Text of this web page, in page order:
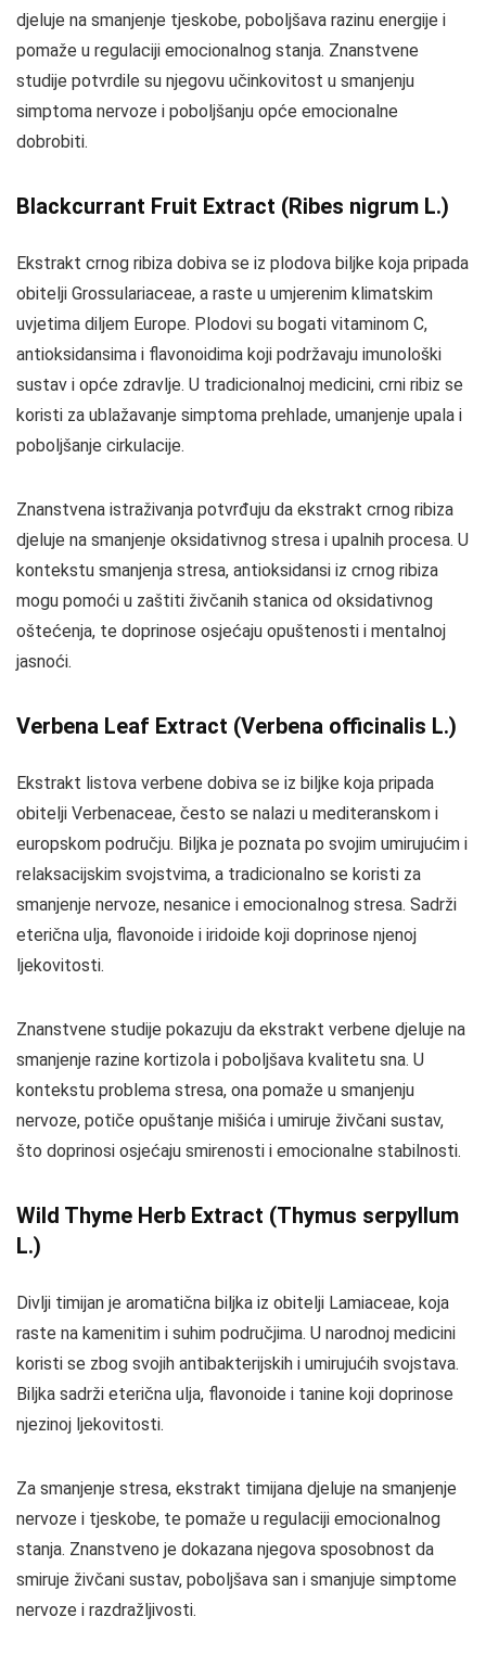
djeluje na smanjenje tjeskobe, poboljšava razinu energije i
pomaže u regulaciji emocionalnog stanja. Znanstvene
studije potvrdile su njegovu učinkovitost u smanjenju
simptoma nervoze i poboljšanju opće emocionalne
dobrobiti.
Blackcurrant Fruit Extract (Ribes nigrum L.)
Ekstrakt crnog ribiza dobiva se iz plodova biljke koja pripada
obitelji Grossulariaceae, a raste u umjerenim klimatskim
uvjetima diljem Europe. Plodovi su bogati vitaminom C,
antioksidansima i flavonoidima koji podržavaju imunološki
sustav i opće zdravlje. U tradicionalnoj medicini, crni ribiz se
koristi za ublažavanje simptoma prehlade, umanjenje upala i
poboljšanje cirkulacije.
Znanstvena istraživanja potvrđuju da ekstrakt crnog ribiza
djeluje na smanjenje oksidativnog stresa i upalnih procesa. U
kontekstu smanjenja stresa, antioksidansi iz crnog ribiza
mogu pomoći u zaštiti živčanih stanica od oksidativnog
oštećenja, te doprinose osjećaju opuštenosti i mentalnoj
jasnoći.
Verbena Leaf Extract (Verbena officinalis L.)
Ekstrakt listova verbene dobiva se iz biljke koja pripada
obitelji Verbenaceae, često se nalazi u mediteranskom i
europskom području. Biljka je poznata po svojim umirujućim i
relaksacijskim svojstvima, a tradicionalno se koristi za
smanjenje nervoze, nesanice i emocionalnog stresa. Sadrži
eterična ulja, flavonoide i iridoide koji doprinose njenoj
ljekovitosti.
Znanstvene studije pokazuju da ekstrakt verbene djeluje na
smanjenje razine kortizola i poboljšava kvalitetu sna. U
kontekstu problema stresa, ona pomaže u smanjenju
nervoze, potiče opuštanje mišića i umiruje živčani sustav,
što doprinosi osjećaju smirenosti i emocionalne stabilnosti.
Wild Thyme Herb Extract (Thymus serpyllum
L.)
Divlji timijan je aromatična biljka iz obitelji Lamiaceae, koja
raste na kamenitim i suhim područjima. U narodnoj medicini
koristi se zbog svojih antibakterijskih i umirujućih svojstava.
Biljka sadrži eterična ulja, flavonoide i tanine koji doprinose
njezinoj ljekovitosti.
Za smanjenje stresa, ekstrakt timijana djeluje na smanjenje
nervoze i tjeskobe, te pomaže u regulaciji emocionalnog
stanja. Znanstveno je dokazana njegova sposobnost da
smiruje živčani sustav, poboljšava san i smanjuje simptome
nervoze i razdražljivosti.